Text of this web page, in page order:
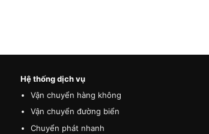
Hệ thống dịch vụ
Vận chuyển hàng không
Vận chuyển đường biển
Chuyển phát nhanh